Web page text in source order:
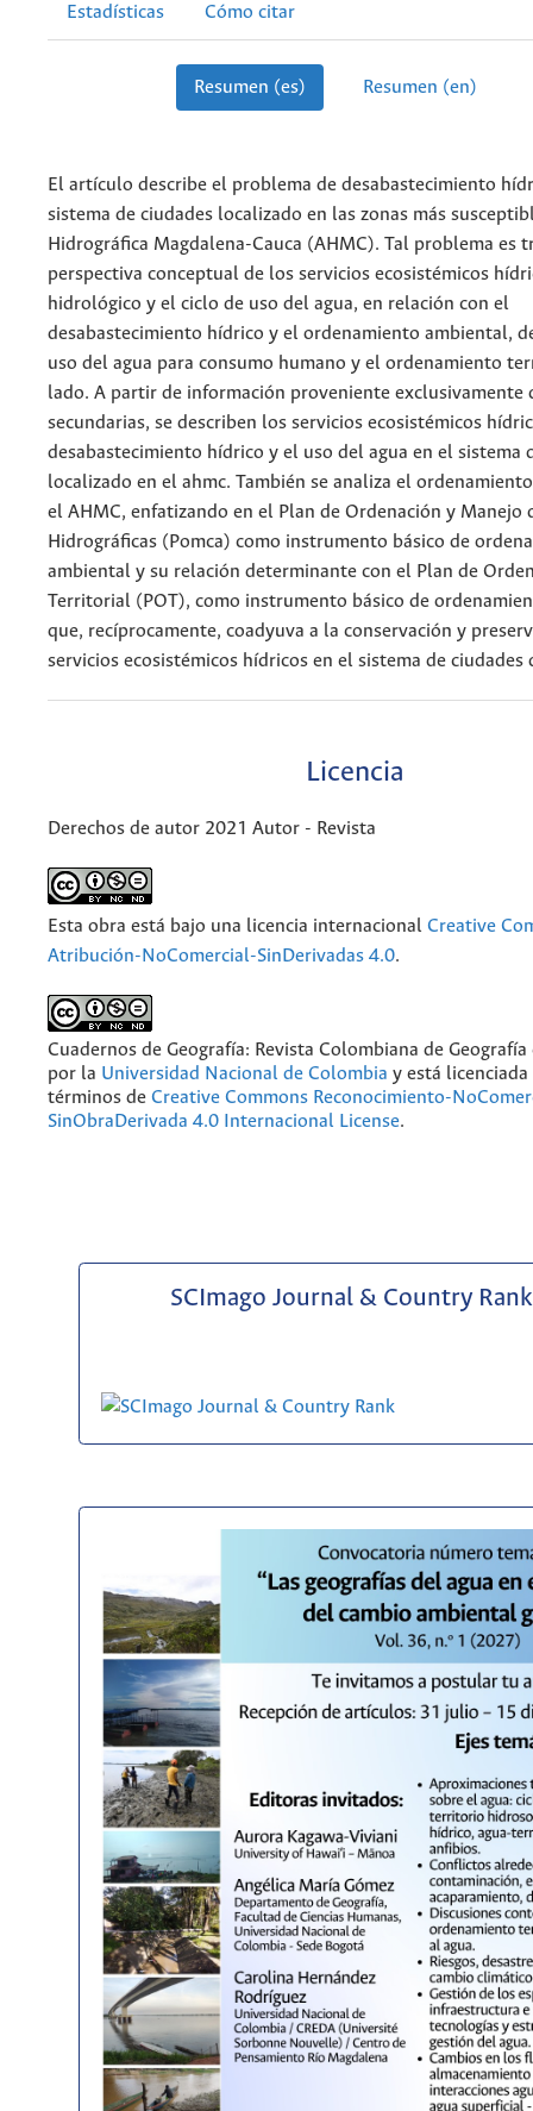
Estadísticas Cómo citar
Resumen (es) Resumen (en)
El artículo describe el problema de desabastecimiento
sistema de ciudades localizado en las zonas más
Hidrográfica Magdalena-Cauca (AHMC). Tal problema es
perspectiva conceptual de los servicios ecosistémicos
hidrológico y el ciclo de uso del agua, en relación con el
desabastecimiento hídrico y el ordenamiento ambiental,
uso del agua para consumo humano y el ordenamiento
lado. A partir de información proveniente exclusivamente
secundarias, se describen los servicios ecosistémicos
desabastecimiento hídrico y el uso del agua en el sistema
localizado en el ahmc. También se analiza el
el AHMC, enfatizando en el Plan de Ordenación y Manejo
Hidrográficas (Pomca) como instrumento básico de
ambiental y su relación determinante con el Plan de
Territorial (POT), como instrumento básico de
que, recíprocamente, coadyuva a la conservación y
servicios ecosistémicos hídricos en el sistema de ciudades
Licencia
Derechos de autor 2021 Autor - Revista
Esta obra está bajo una licencia internacional Creative
Atribución-NoComercial-SinDerivadas 4.0.
Cuadernos de Geografía: Revista Colombiana de Geografía
por la Universidad Nacional de Colombia y está
términos de Creative Commons Reconocimiento-
SinObraDerivada 4.0 Internacional License.
SCImago Journal & Country Rank